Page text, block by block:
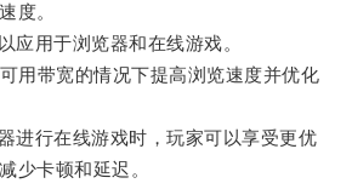
度。
用于浏览器和在线游戏。
带宽的情况下提高浏览速度并优化
行在线游戏时，玩家可以享受更优
少卡顿和延迟。